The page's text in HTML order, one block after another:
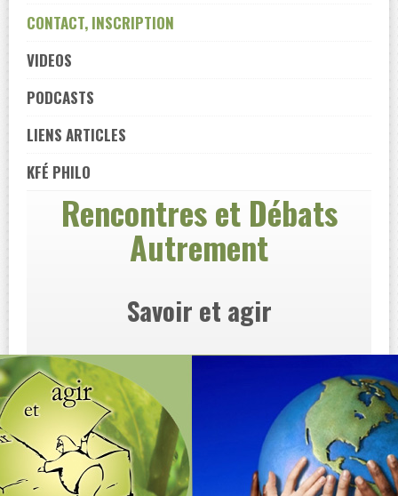
CONTACT, INSCRIPTION
VIDEOS
PODCASTS
LIENS ARTICLES
KFÉ PHILO
Rencontres et Débats
Autrement
Savoir et agir